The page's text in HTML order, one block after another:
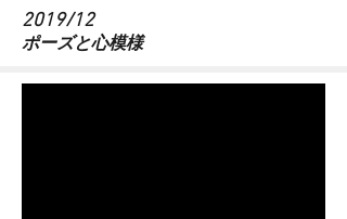
2019/12
​ポーズと心模様